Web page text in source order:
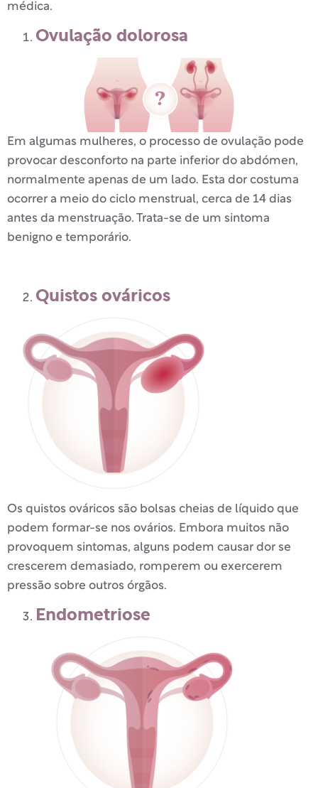
médica.
Ovulação dolorosa
Em algumas mulheres, o processo de ovulação pode
provocar desconforto na parte inferior do abdómen,
normalmente apenas de um lado. Esta dor costuma
ocorrer a meio do ciclo menstrual, cerca de 14 dias
antes da menstruação. Trata-se de um sintoma
benigno e temporário.
Quistos ováricos
Os quistos ováricos são bolsas cheias de líquido que
podem formar-se nos ovários. Embora muitos não
provoquem sintomas, alguns podem causar dor se
crescerem demasiado, romperem ou exercerem
pressão sobre outros órgãos.
Endometriose